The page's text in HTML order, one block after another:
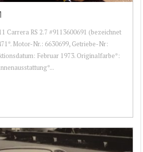
Carrera RS 2.7 #9113600691 (bezeichnet
Motor-Nr.: 6630699, Getriebe-Nr:
Februar 1973. Originalfarbe*: